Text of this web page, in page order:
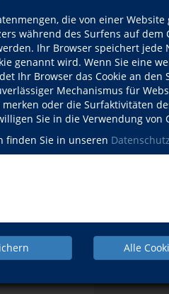
die von einer
während des Surfens auf dem
Ihr Browser speichert jede
genannt wird. Wenn Sie eine
Ihr Browser das Cookie an den
Mechanismus für
oder die Surfaktivitäten
Sie in die Verwendung von
finden Sie in unseren
Alle
Downloads
Kursdetails
Kursort
nicht
bis 14 Uhr
wird
gültiges
von Ihrem